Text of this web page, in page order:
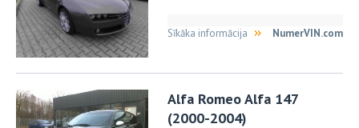
NumerVIN.com
Sīkāka informācija
Alfa Romeo Alfa 147
(2000-2004)